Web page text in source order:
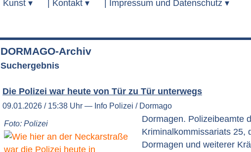
Kunst ▾ Kontakt ▾ Impressum und Datenschutz ▾
DORMAGO-Archiv
Suchergebnis
Die Polizei war heute von Tür zu Tür unterwegs
09.01.2026 / 15:38 Uhr — Info Polizei / Dormago
Foto: Polizei
Dormagen. Polizeibeamte
Kriminalkommissariats 25,
Dormagen und weiterer